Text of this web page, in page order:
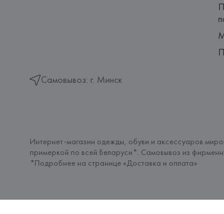
Самовывоз: г. Минск
Интернет-магазин одежды, обуви и аксессуаров
примеркой по всей Беларуси*. Самовывоз из
*Подробнее на странице «Доставка и оплата»